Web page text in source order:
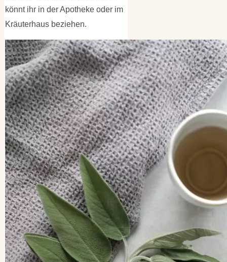
könnt ihr in der Apotheke oder im
Kräuterhaus beziehen.